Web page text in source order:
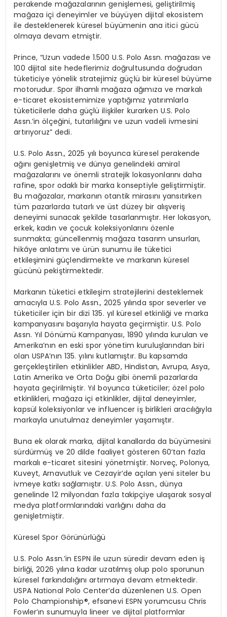
perakende mağazalarının genişlemesi, geliştirilmiş
mağaza içi deneyimler ve büyüyen dijital ekosistem
ile desteklenerek küresel büyümenin ana itici gücü
olmaya devam etmiştir.
Prince, “Uzun vadede 1.500 U.S. Polo Assn. mağazasıve
100 dijital site hedeflerimiz doğrultusunda doğrudan
tüketiciye yönelik stratejimiz güçlü bir küresel büyüme
motorudur. Spor ilhamlımağaza ağımıza ve markalı
e-ticaret ekosistemimize yaptığımız yatırımlarla
tüketicilerle daha güçlüilişkiler kurarken U.S. Polo
Assn.’inölçeğini, tutarlılığınıve uzun vadeli ivmesini
artırıyoruz” dedi.
U.S. Polo Assn., 2025 yılıboyunca küresel perakende
ağını genişletmişve dünya genelindeki amiral
mağazalarını veönemli stratejik lokasyonlarınıdaha
rafine, spor odaklıbir marka konseptiyle geliştirmiştir.
Bu mağazalar, markanın otantik mirasınıyansıtırken
tüm pazarlarda tutarlı veüst düzey bir alışveriş
deneyimi sunacakşekilde tasarlanmıştır. Her lokasyon,
erkek, kadın ve çocuk koleksiyonlarını özenle
sunmakta; güncellenmişmağaza tasarım unsurları,
hikâye anlatımıveürün sunumu ile tüketici
etkileşimini güçlendirmekte ve markanın küresel
gücünüpekiştirmektedir.
Markanın tüketici etkileşim stratejilerini desteklemek
amacıyla U.S. Polo Assn., 2025 yılında spor severler ve
tüketiciler için bir dizi 135. yıl küresel etkinliği ve marka
kampanyasını başarıyla hayata geçirmiştir. U.S. Polo
Assn. Yıl DönümüKampanyası, 1890 yılında kurulan ve
Amerika’nın en eski spor yönetim kuruluşlarından biri
olan USPA’nın 135. yılınıkutlamıştır. Bu kapsamda
gerçekleştirilen etkinlikler ABD, Hindistan, Avrupa, Asya,
Latin Amerika ve Orta Doğu gibi önemli pazarlarda
hayata geçirilmiştir. Yıl boyunca tüketiciler;özel polo
etkinlikleri, mağaza içi etkinlikler, dijital deneyimler,
kapsül koleksiyonlar ve influencer iş birlikleri aracılığıyla
markayla unutulmaz deneyimler yaşamıştır.
Buna ek olarak marka, dijital kanallarda da büyümesini
sürdürmüş ve 20 dilde faaliyet gösteren 60’tan fazla
markalıe-ticaret sitesini yönetmiştir. Norveç, Polonya,
Kuveyt, Arnavutluk ve Cezayir’de açılan yeni siteler bu
ivmeye katkı sağlamıştır. U.S. Polo Assn., dünya
genelinde 12 milyondan fazla takipçiye ulaşarak sosyal
medya platformlarındaki varlığını daha da
genişletmiştir.
Küresel Spor Görünürlüğü
U.S. Polo Assn.’in ESPN ile uzun süredir devam eden iş
birliği, 2026 yılına kadar uzatılmış olup polo sporunun
küresel farkındalığınıartırmaya devam etmektedir.
USPA National Polo Center’da düzenlenen U.S. Open
Polo Championship®, efsanevi ESPN yorumcusu Chris
Fowler’ın sunumuyla lineer ve dijital platformlar